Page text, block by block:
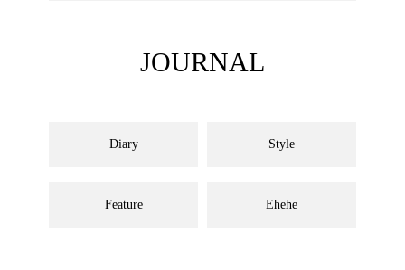
JOURNAL
Diary Style
Feature Ehehe